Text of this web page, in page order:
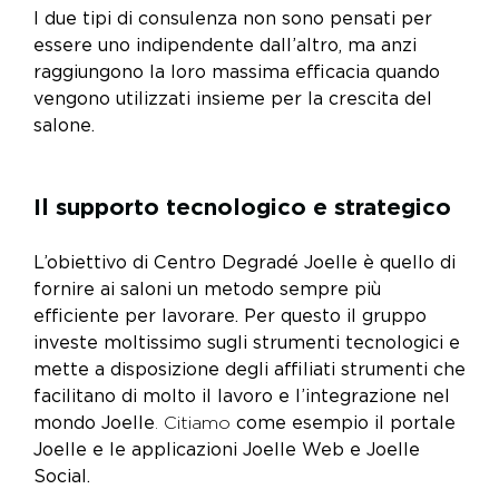
I due tipi di consulenza non sono pensati per
essere uno indipendente dall’altro, ma anzi
raggiungono la loro massima efficacia quando
vengono utilizzati insieme per la crescita del
salone.
Il supporto tecnologico e strategico
L’obiettivo di Centro Degradé Joelle è quello di
fornire ai saloni un metodo sempre più
efficiente per lavorare. Per questo il gruppo
investe moltissimo sugli strumenti tecnologici e
mette a disposizione degli affiliati strumenti che
facilitano di molto il lavoro e l’integrazione nel
mondo Joelle. Citiamo come esempio il portale
Joelle e le applicazioni Joelle Web e Joelle
Social.